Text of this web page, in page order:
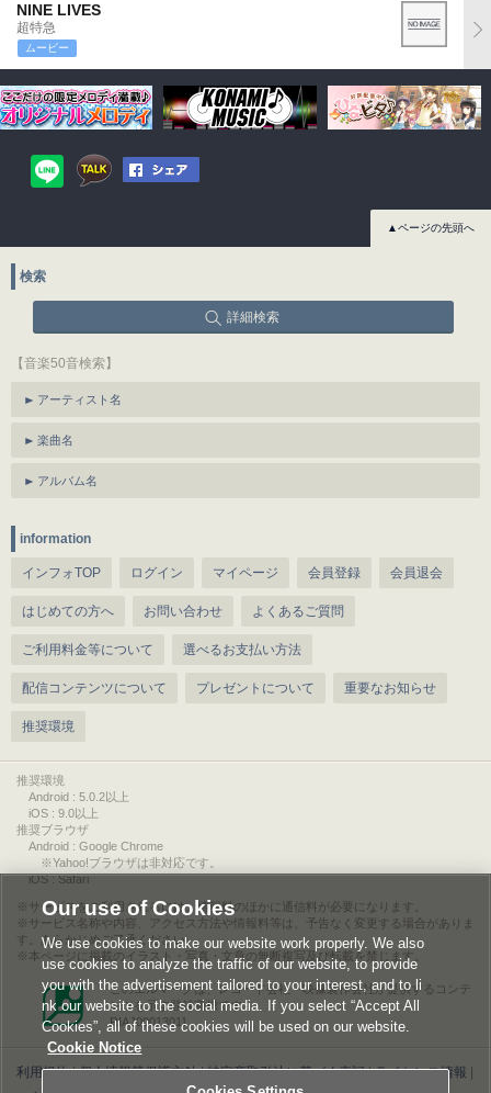
NINE LIVES
超特急
ムービー
▲ページの先頭へ
検索
詳細検索
【音楽50音検索】
アーティスト名
楽曲名
アルバム名
information
インフォTOP ログイン マイページ 会員登録 会員退会
はじめての方へ お問い合わせ よくあるご質問
ご利用料金等について 選べるお支払い方法
配信コンテンツについて プレゼントについて 重要なお知らせ
推奨環境
推奨環境
Android : 5.0.2以上
iOS : 9.0以上
推奨ブラウザ
Android : Google Chrome
※Yahoo!ブラウザは非対応です。
iOS : Safari
サービスをご利用されるには、情報料のほかに通信料が必要になります。
サービス名称や内容、アクセス方法や情報料等は、予告なく変更する場合がありま
す。あらかじめご了承ください。
本ページに掲載のイラスト・写真・文章の無断複写及び転載を禁じます。
このエルマークは、レコード会社・映像製作会社が提供するコンテ
ンツを示す登録商標です。
RIAJ00013011
利用規約|個人情報等保護方針|特定商取引法に基づく表記|ライセンス情報
Our use of Cookies
We use cookies to make our website work properly. We also
use cookies to analyze the traffic of our website, to provide
you with the advertisement tailored to your interest, and to li
nk our website to the social media. If you select “Accept All
Cookies”, all of these cookies will be used on our website.
Cookie Notice